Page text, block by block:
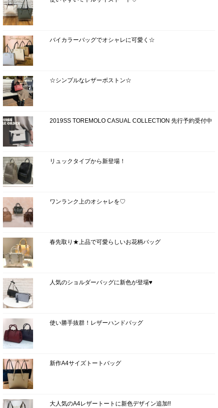
バイカラーバッグでオシャレに可愛く☆
☆シンプルなレザーボストン☆
2019SS TOREMOLO CASUAL COLLECTION 先行予約受付中
リュックタイプから新登場！
ワンランク上のオシャレを♡
春先取り★上品で可愛らしいお花柄バッグ
人気のショルダーバッグに新色が登場♥
使い勝手抜群！レザーハンドバッグ
新作A4サイズトートバッグ
大人気のA4レザートートに新色デザイン追加!!